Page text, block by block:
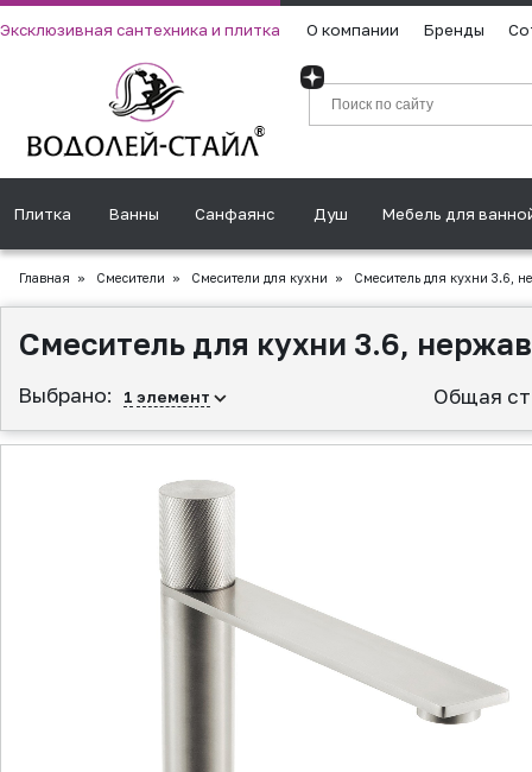
Эксклюзивная сантехника и плитка О компании Бренды
Плитка Ванны Санфаянс Душ Мебель для
Главная » Смесители » Смесители для кухни » Смеситель для кухни 3.6,
Смеситель для кухни 3.6,
Выбрано: 1 элемент Общая